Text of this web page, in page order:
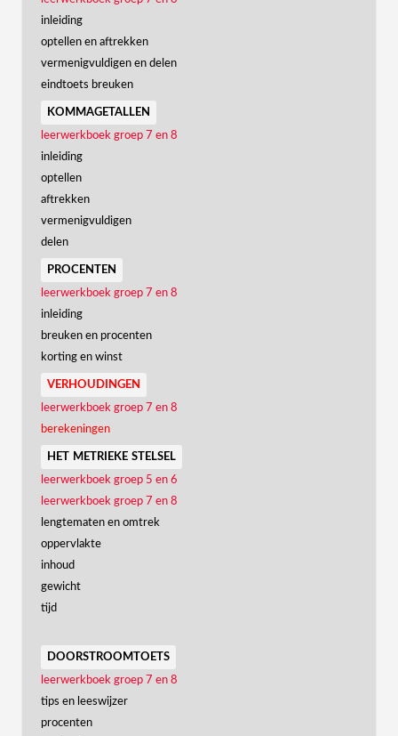
inleiding
optellen en aftrekken
vermenigvuldigen en delen
eindtoets breuken
kommagetallen
leerwerkboek groep 7 en 8
inleiding
optellen
aftrekken
vermenigvuldigen
delen
procenten
leerwerkboek groep 7 en 8
inleiding
breuken en procenten
korting en winst
verhoudingen
leerwerkboek groep 7 en 8
berekeningen
het metrieke stelsel
leerwerkboek groep 5 en 6
leerwerkboek groep 7 en 8
lengtematen en omtrek
oppervlakte
inhoud
gewicht
tijd
doorstroomtoets
leerwerkboek groep 7 en 8
tips en leeswijzer
procenten